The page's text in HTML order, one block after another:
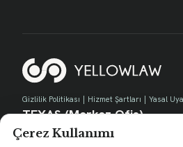
Gizlilik Politikası | Hizmet Şartları | Yasal
TEXAS (Merkez Ofis)
730 E Park Blvd, Suite 100 Plano, TX
Çerez Kullanımı